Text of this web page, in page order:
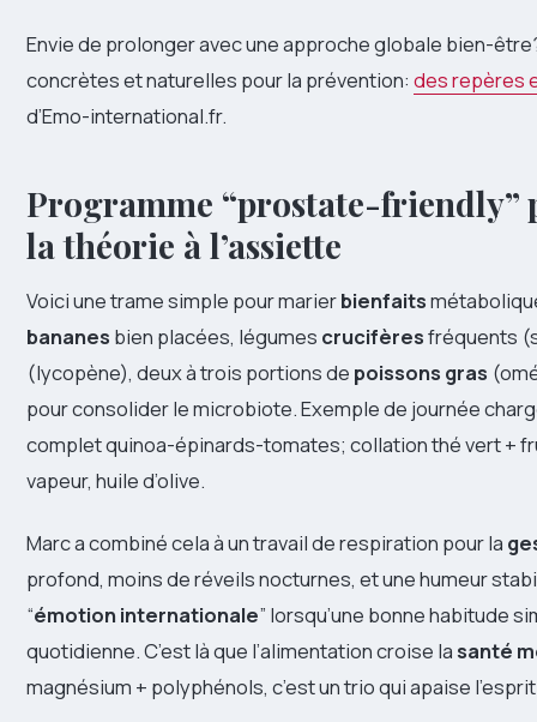
Envie de prolonger avec une approche globale bien-
concrètes et naturelles pour la prévention: des repères
d’Emo-international.fr.
Programme “prostate-friendly”
la théorie à l’assiette
Voici une trame simple pour marierbienfaits
bananes bien placées, légumes crucifèresfréquents
(lycopène), deux à trois portions de poissons gras
pour consolider le microbiote. Exemple de journée
complet quinoa-épinards-tomates; collation thé vert +
vapeur, huile d’olive.
Marc a combiné cela à un travail de respiration pour la
profond, moins de réveils nocturnes, et une humeur
“émotion internationale” lorsqu’une bonne habitude
quotidienne. C’est là que l’alimentation croise lasanté
magnésium + polyphénols, c’est un trio qui apaise